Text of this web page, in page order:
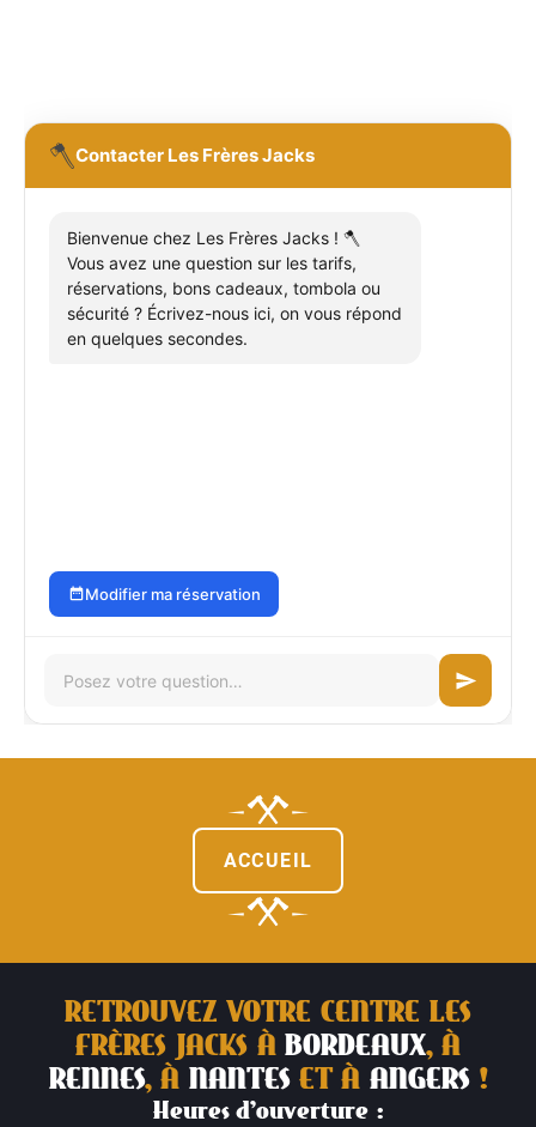
🪓Contacter Les Frères Jacks
Bienvenue chez Les Frères Jacks ! 🪓
Vous avez une question sur les tarifs,
réservations, bons cadeaux, tombola ou
sécurité ? Écrivez-nous ici, on vous répond
en quelques secondes.
Modifier ma réservation
ACCUEIL
RETROUVEZ VOTRE CENTRE LES
FRÈRES JACKS À BORDEAUX, À
RENNES, À NANTESET À ANGERS!
Heures d’ouverture :